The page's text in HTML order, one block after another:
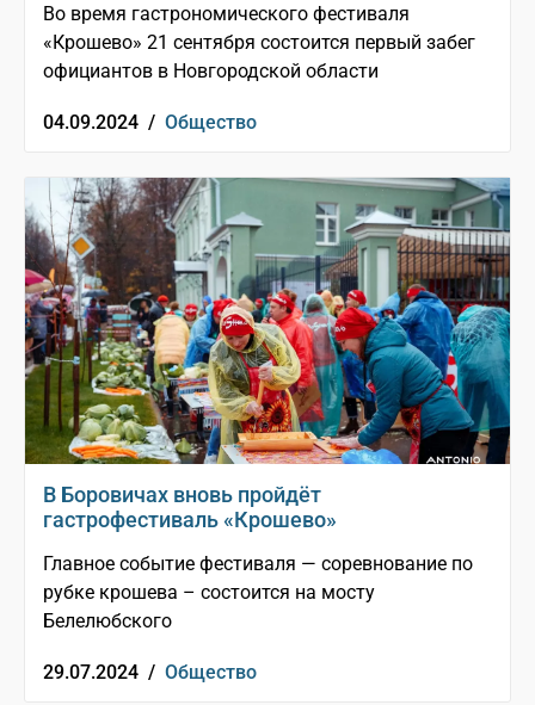
Во время гастрономического фестиваля
«Крошево» 21 сентября состоится первый забег
официантов в Новгородской области
04.09.2024 / Общество
В Боровичах вновь пройдёт
гастрофестиваль «Крошево»
Главное событие фестиваля — соревнование по
рубке крошева – состоится на мосту
Белелюбского
29.07.2024 / Общество